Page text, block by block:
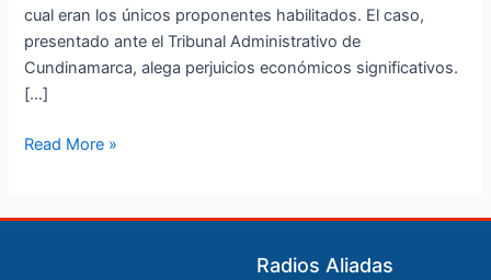
cual eran los únicos proponentes habilitados. El caso,
presentado ante el Tribunal Administrativo de
Cundinamarca, alega perjuicios económicos significativos.
[…]
Read More »
Radios Aliadas